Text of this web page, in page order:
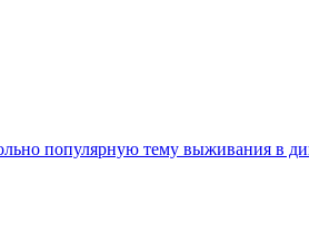
популярную тему выживания в